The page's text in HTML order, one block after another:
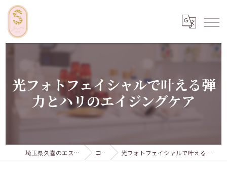
光フォトフェイシャルで叶える弾
力とハリのエイジングケア
埼玉県久喜のエステならSugar...iyr コラム 光フォトフェイシャルで叶える弾力とハリのエイジングケア